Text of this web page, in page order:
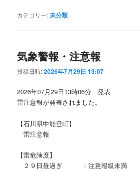
カテゴリー:未分類
気象警報・注意報
投稿日時:2026年7月29日 13:07
2026年07月29日13時06分 発表
雷注意報が発表されました。
【石川県中能登町】
雷注意報
【雷危険度】
２９日昼過ぎ ：注意報級未満